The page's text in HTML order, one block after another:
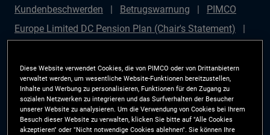
Kundenbeschwerden
Betrugswarnung
PIMCO
Europe Limited DC Pension Plan (Chair's Statement)
Investment Principles (SIP))
Sustainable Finance
Disclosures Regulation (SFDR)
PIMCO Europe
Limited DC Pension Plan (Implementation Statement)
PAI Disclosure
Anlegerrechte
Site Map
Diese Website verwendet Cookies, die von PIMCO oder von Drittanbietern
verwaltet werden, um wesentliche Website-Funktionen bereitzustellen,
Inhalte und Werbung zu personalisieren, Funktionen für den Zugang zu
sozialen Netzwerken zu integrieren und das Surfverhalten der Besucher
unserer Website zu analysieren. Um die Verwendung von Cookies bei Ihrem
Besuch dieser Website zu verwalten, klicken Sie bitte auf "Alle Cookies
akzeptieren" oder "Nicht notwendige Cookies ablehnen". Sie können Ihre